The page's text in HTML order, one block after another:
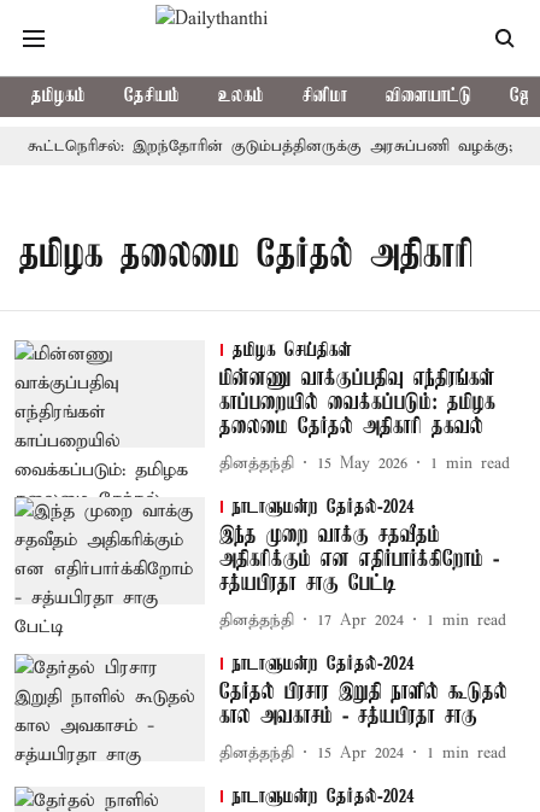
தமிழகம் தேசியம் உலகம் சினிமா விளையாட்டு
கூட்டநெரிசல்: இறந்தோரின் குடும்பத்தினருக்கு அரசுப்பணி வழக்கு;
தமிழக தலைமை தேர்தல் அதிகாரி
தமிழக செய்திகள்
மின்னணு வாக்குப்பதிவு எந்திரங்கள்
காப்பறையில் வைக்கப்படும்: தமிழக
தலைமை தேர்தல் அதிகாரி தகவல்
தினத்தந்தி 15 May 2026 1 min read
நாடாளுமன்ற தேர்தல்-2024
இந்த முறை வாக்கு சதவீதம்
அதிகரிக்கும் என எதிர்பார்க்கிறோம் -
சத்யபிரதா சாகு பேட்டி
தினத்தந்தி 17 Apr 2024 1 min read
நாடாளுமன்ற தேர்தல்-2024
தேர்தல் பிரசார இறுதி நாளில் கூடுதல்
கால அவகாசம் - சத்யபிரதா சாகு
தினத்தந்தி 15 Apr 2024 1 min read
நாடாளுமன்ற தேர்தல்-2024